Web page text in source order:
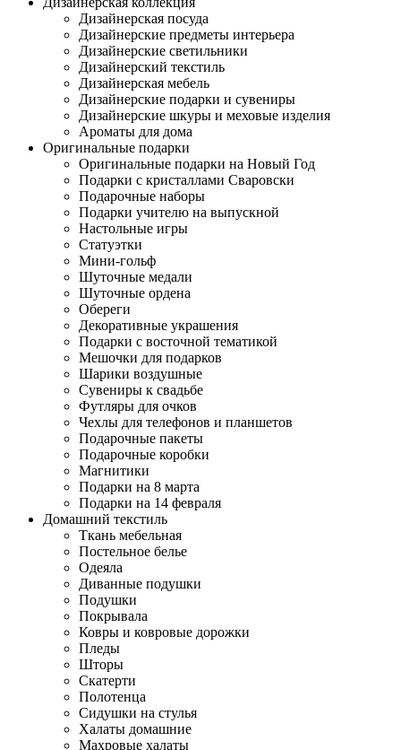
Дизайнерская посуда
Дизайнерские предметы интерьера
Дизайнерские светильники
Дизайнерский текстиль
Дизайнерская мебель
Дизайнерские подарки и сувениры
Дизайнерские шкуры и меховые изделия
Ароматы для дома
Оригинальные подарки
Оригинальные подарки на Новый Год
Подарки с кристаллами Сваровски
Подарочные наборы
Подарки учителю на выпускной
Настольные игры
Статуэтки
Мини-гольф
Шуточные медали
Шуточные ордена
Обереги
Декоративные украшения
Подарки с восточной тематикой
Мешочки для подарков
Шарики воздушные
Сувениры к свадьбе
Футляры для очков
Чехлы для телефонов и планшетов
Подарочные пакеты
Подарочные коробки
Магнитики
Подарки на 8 марта
Подарки на 14 февраля
Домашний текстиль
Ткань мебельная
Постельное белье
Одеяла
Диванные подушки
Подушки
Покрывала
Ковры и ковровые дорожки
Пледы
Шторы
Скатерти
Полотенца
Сидушки на стулья
Халаты домашние
Махровые халаты